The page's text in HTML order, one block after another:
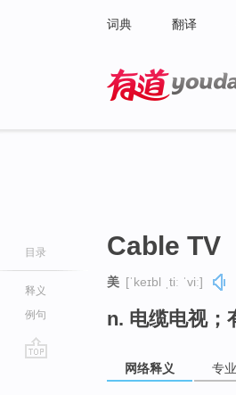
词典 翻译
目录
释义
例句
Cable TV
美 [ˈkeɪbl ˌtiː ˈviː]
n. 电缆电视
网络释义 专